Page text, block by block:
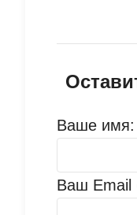
Ваше имя:
Ваш Email